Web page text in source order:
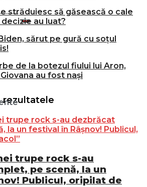
rezultatele
străduiesc să găsească o cale
au luat?
sărut pe gură cu soțul
de la botezul fiului lui Aron,
au fost nași
trupe rock s-au
pe scenă, la un
Publicul, oripilat de